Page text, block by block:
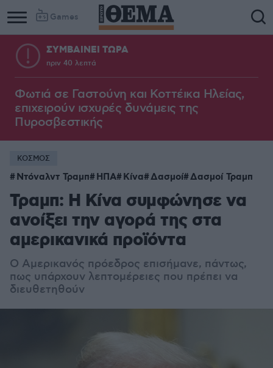
Games
Column
1
Column
2
ΣΥΜΒΑΙΝΕΙ ΤΩΡΑ
πριν 40 λεπτά
Φωτιά σε Γαστούνη και Κοττέικα Ηλείας,
επιχειρούν ισχυρές δυνάμεις της
Πυροσβεστικής
ΚΟΣΜΟΣ
Ντόναλντ Τραμπ ΗΠΑ Κίνα Δασμοί Δασμοί Τραμπ
Τραμπ: Η Κίνα συμφώνησε να
ανοίξει την αγορά της στα
αμερικανικά προϊόντα
Ο Αμερικανός πρόεδρος επισήμανε, πάντως,
πως υπάρχουν λεπτομέρειες που πρέπει να
διευθετηθούν